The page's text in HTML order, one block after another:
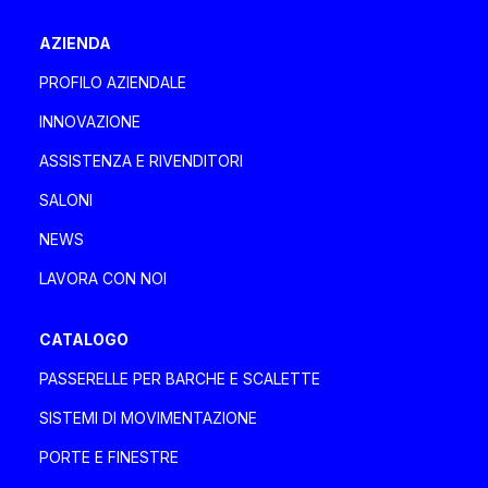
Italia, Liguria
Località Rio Basco 3/A 3/B, 17044 Stella (SV)
davaboatservice@gmail.com
DEA MARINE SRLS
Via degli Ulivi 2, 55049 Viareggio Viareggio
deamarinesrls@gmail.com
DENPAR MAKINA SAN. VE TIC A.Ş.
AZIENDA
PROFILO AZIENDALE
INNOVAZIONE
ASSISTENZA E RIVENDITORI
SALONI
NEWS
LAVORA CON NOI
CATALOGO
PASSERELLE PER BARCHE E SCALETTE
SISTEMI DI MOVIMENTAZIONE
PORTE E FINESTRE